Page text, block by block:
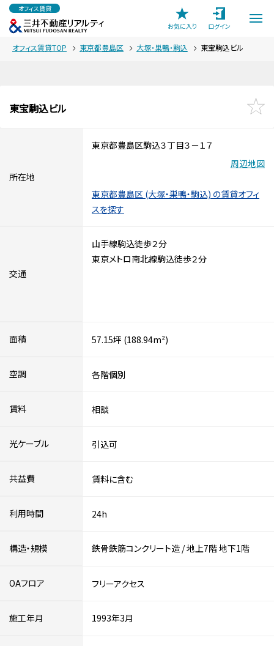
オフィス賃貸
お気に入り
ログイン
オフィス賃貸TOP 東京都豊島区 大塚・巣鴨・駒込 東宝駒込ビル
東宝駒込ビル
所在地
東京都豊島区駒込３丁目３－１７
周辺地図
東京都豊島区 (大塚・巣鴨・駒込) の賃貸オフィ
スを探す
交通
山手線駒込徒歩２分
東京メトロ南北線駒込徒歩２分
面積 57.15坪 (188.94m²)
空調 各階個別
賃料 相談
光ケーブル 引込可
共益費 賃料に含む
利用時間 24h
構造・規模 鉄骨鉄筋コンクリート造 /地上7階地下1階
OAフロア フリーアクセス
施工年月 1993年3月